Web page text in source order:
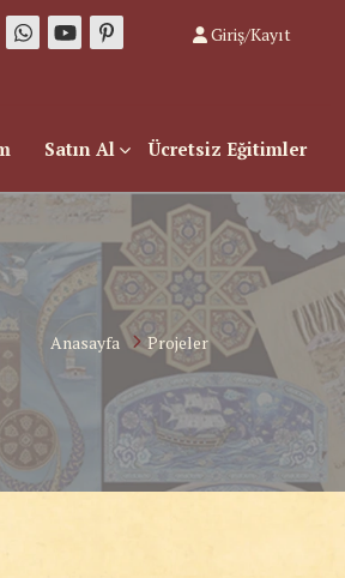
Giriş/Kayıt
Satın Al Ücretsiz Eğitimler
Anasayfa Projeler